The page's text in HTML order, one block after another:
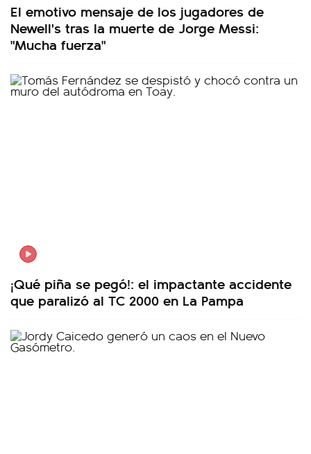
El emotivo mensaje de los jugadores de
Newell's tras la muerte de Jorge Messi:
"Mucha fuerza"
¡Qué piña se pegó!: el impactante accidente
que paralizó al TC 2000 en La Pampa